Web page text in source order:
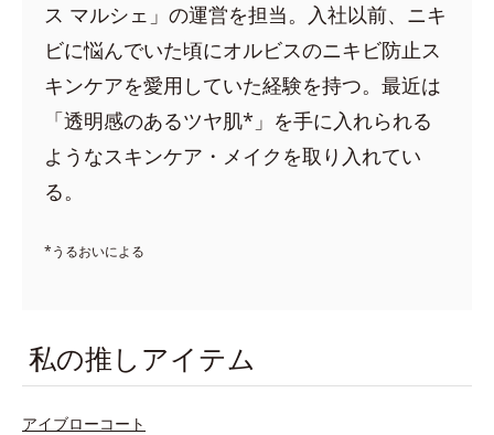
ス マルシェ」の運営を担当。入社以前、ニキ
ビに悩んでいた頃にオルビスのニキビ防止ス
キンケアを愛用していた経験を持つ。最近は
「透明感のあるツヤ肌*」を手に入れられる
ようなスキンケア・メイクを取り入れてい
る。
*うるおいによる
私の推しアイテム
アイブローコート